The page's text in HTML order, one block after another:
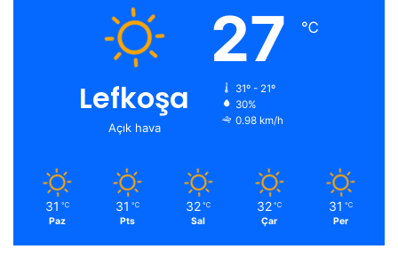
Lefkoşa
Açık hava
27 ℃
31º - 21º
30%
0.98 km/h
31 ℃
Paz
31 ℃
Pts
32 ℃
Sal
32 ℃
Çar
31 ℃
Per